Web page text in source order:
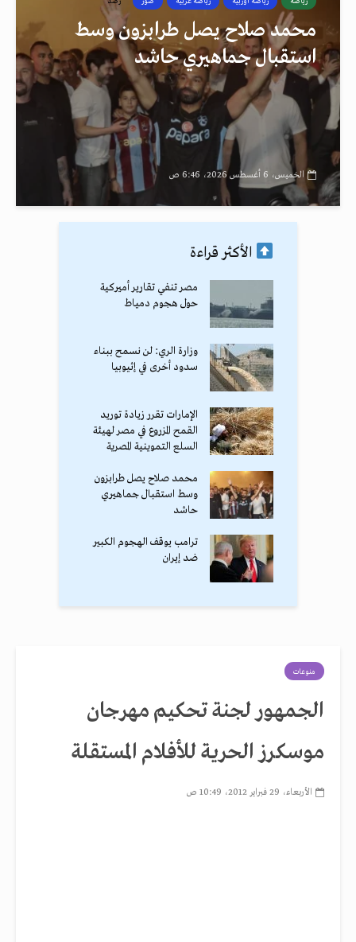
محمد صلاح يصل طرابزون وسط
استقبال جماهيري حاشد
الخميس، 6 أغسطس 2026، 6:46 ص
الأكثر قراءة
مصر تنفي تقارير أميركية
حول هجوم دمياط
وزارة الري: لن نسمح ببناء
سدود أخرى في إثيوبيا
الإمارات تقرر زيادة توريد
القمح المزروع في مصر لهيئة
السلع التموينية المصرية
محمد صلاح يصل طرابزون
وسط استقبال جماهيري
حاشد
ترامب يوقف الهجوم الكبير
ضد إيران
منوعات
الجمهور لجنة تحكيم مهرجان
موسكرز الحرية للأفلام المستقلة
الأربعاء، 29 فبراير 2012، 10:49 ص